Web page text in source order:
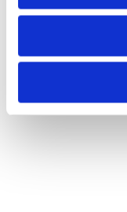
dati agli utenti di
principali media
all’innovazione
digitale, intelligenza